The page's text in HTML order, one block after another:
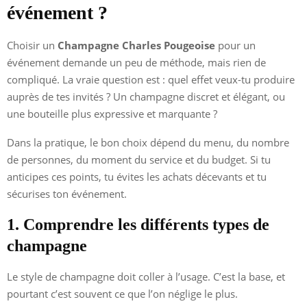
événement ?
Choisir un Champagne Charles Pougeoise pour un
événement demande un peu de méthode, mais rien de
compliqué. La vraie question est : quel effet veux-tu produire
auprès de tes invités ? Un champagne discret et élégant, ou
une bouteille plus expressive et marquante ?
Dans la pratique, le bon choix dépend du menu, du nombre
de personnes, du moment du service et du budget. Si tu
anticipes ces points, tu évites les achats décevants et tu
sécurises ton événement.
1. Comprendre les différents types de
champagne
Le style de champagne doit coller à l’usage. C’est la base, et
pourtant c’est souvent ce que l’on néglige le plus.